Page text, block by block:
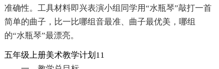
准确性。工具材料即兴表演小组同学用“水瓶琴”敲打一首
简单的曲子，比一比哪组音最准、曲子最优美，哪组
的“水瓶琴”最漂亮。
五年级上册美术教学计划11